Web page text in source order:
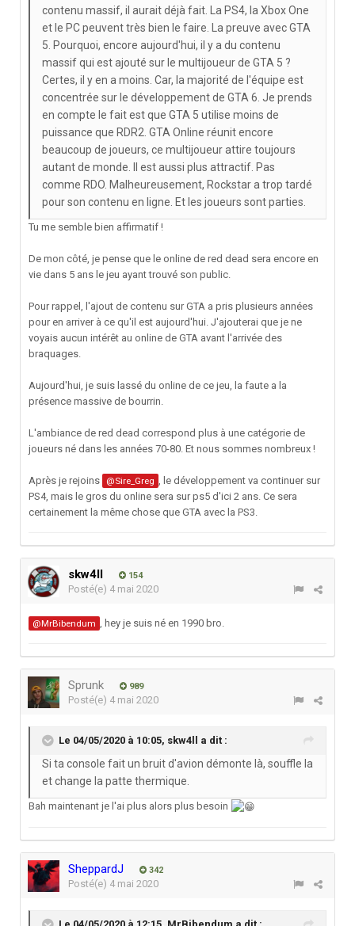
contenu massif, il aurait déjà fait. La PS4, la Xbox One
et le PC peuvent très bien le faire. La preuve avec GTA
5. Pourquoi, encore aujourd'hui, il y a du contenu
massif qui est ajouté sur le multijoueur de GTA 5 ?
Certes, il y en a moins. Car, la majorité de l'équipe est
concentrée sur le développement de GTA 6. Je prends
en compte le fait est que GTA 5 utilise moins de
puissance que RDR2. GTA Online réunit encore
beaucoup de joueurs, ce multijoueur attire toujours
autant de monde. Il est aussi plus attractif. Pas
comme RDO. Malheureusement, Rockstar a trop tardé
pour son contenu en ligne. Et les joueurs sont parties.
Tu me semble bien affirmatif !
De mon côté, je pense que le online de red dead sera encore en
vie dans 5 ans le jeu ayant trouvé son public.
Pour rappel, l'ajout de contenu sur GTA a pris plusieurs années
pour en arriver à ce qu'il est aujourd'hui. J'ajouterai que je ne
voyais aucun intérêt au online de GTA avant l'arrivée des
braquages.
Aujourd'hui, je suis lassé du online de ce jeu, la faute a la
présence massive de bourrin.
L'ambiance de red dead correspond plus à une catégorie de
joueurs né dans les années 70-80. Et nous sommes nombreux !
Après je rejoins @Sire_Greg
, le développement va continuer sur
PS4, mais le gros du online sera sur ps5 d'ici 2 ans. Ce sera
certainement la même chose que GTA avec la PS3.
skw4ll 154
Posté(e) 4 mai 2020
@MrBibendum , hey je suis né en 1990 bro.
Sprunk 989
Posté(e) 4 mai 2020
Le 04/05/2020 à 10:05, skw4ll a dit :
Si ta console fait un bruit d'avion démonte là, souffle la
et change la patte thermique.
Bah maintenant je l'ai plus alors plus besoin
SheppardJ 342
Posté(e) 4 mai 2020